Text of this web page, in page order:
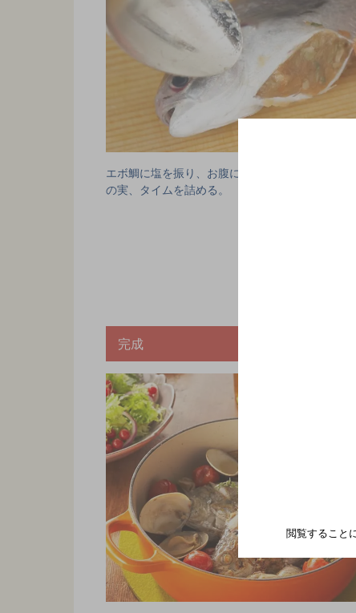
エボ鯛に塩を振り、お腹に混ぜ合わせた梅干、オ
の実、タイムを詰める。
完成
閲覧すること